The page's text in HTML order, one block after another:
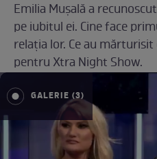
Emilia Mușală a
pe iubitul ei. Cine face
relația lor. Ce au
pentru Xtra Night Show.
GALERIE (3)